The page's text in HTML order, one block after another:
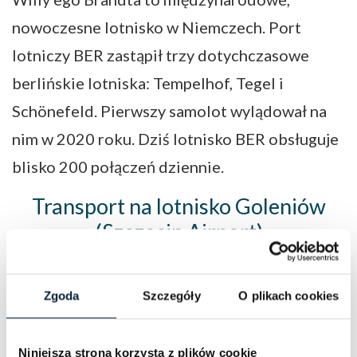
Zgoda Szczegóły O plikach cookies
Niniejsza strona korzysta z plików cookie
nowoczesne lotnisko w Niemczech. Port
lotniczy BER zastąpił trzy dotychczasowe
berlińskie lotniska: Tempelhof, Tegel i
Schönefeld. Pierwszy samolot wylądował na
nim w 2020 roku. Dziś lotnisko BER obsługuje
blisko 200 połączeń dziennie.
Transport na lotnisko Goleniów
(Szczecin Airport)
Autokary i busy Goleniów Szczecin i Szczecin
Goleniów kursują codziennie. W zależności od
dnia, transferów na lotnisko jest nawet 10.
Rozkład jazdy naszych autokarów ułożony